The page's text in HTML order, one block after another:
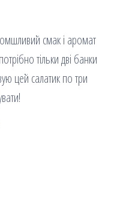
смак і аромат
тільки дві банки
цей салатик по три